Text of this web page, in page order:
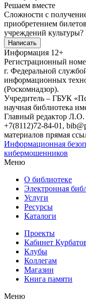
Решаем вместе
Сложности с
приобретением
учреждений культуры?
Написать
Информация 12+
Регистрационный
г. Федеральной
информационных
(Роскомнадзор).
Учредитель – ГБУК
научная библиотека
Главный редактор Л.О.
+7(8112)72-84-01,
материалов прямая
Информационная
кибермошенников
Меню
О библиотеке
Электронная
Услуги
Ресурсы
Каталоги
Проекты
Кабинет
Клубы
Коллегам
Магазин
Книга памяти
Меню